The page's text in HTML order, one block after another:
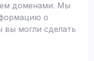
доменами. Мы
о
вы могли сделать